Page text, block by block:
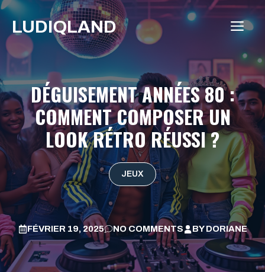
Aller
contenu
LUDIQLAND
DÉGUISEMENT ANNÉES 80 :
COMMENT COMPOSER UN
LOOK RÉTRO RÉUSSI ?
JEUX
FÉVRIER 19, 2025 NO COMMENTS BYDORIANE